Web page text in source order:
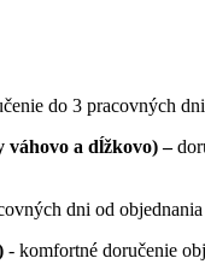
do 3 pracovných
váhovo a dĺžkovo) –
dni od
- komfortné doručenie